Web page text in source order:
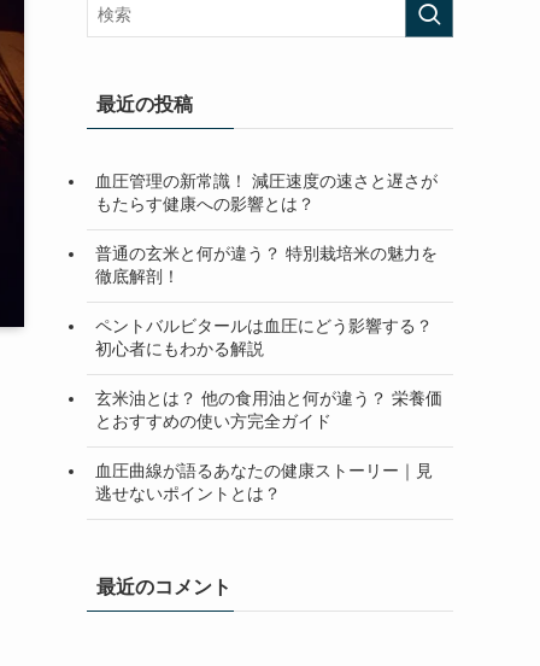
最近の投稿
血圧管理の新常識！ 減圧速度の速さと遅さが
もたらす健康への影響とは？
普通の玄米と何が違う？ 特別栽培米の魅力を
徹底解剖！
ペントバルビタールは血圧にどう影響する？
初心者にもわかる解説
玄米油とは？ 他の食用油と何が違う？ 栄養価
とおすすめの使い方完全ガイド
血圧曲線が語るあなたの健康ストーリー｜見
逃せないポイントとは？
最近のコメント